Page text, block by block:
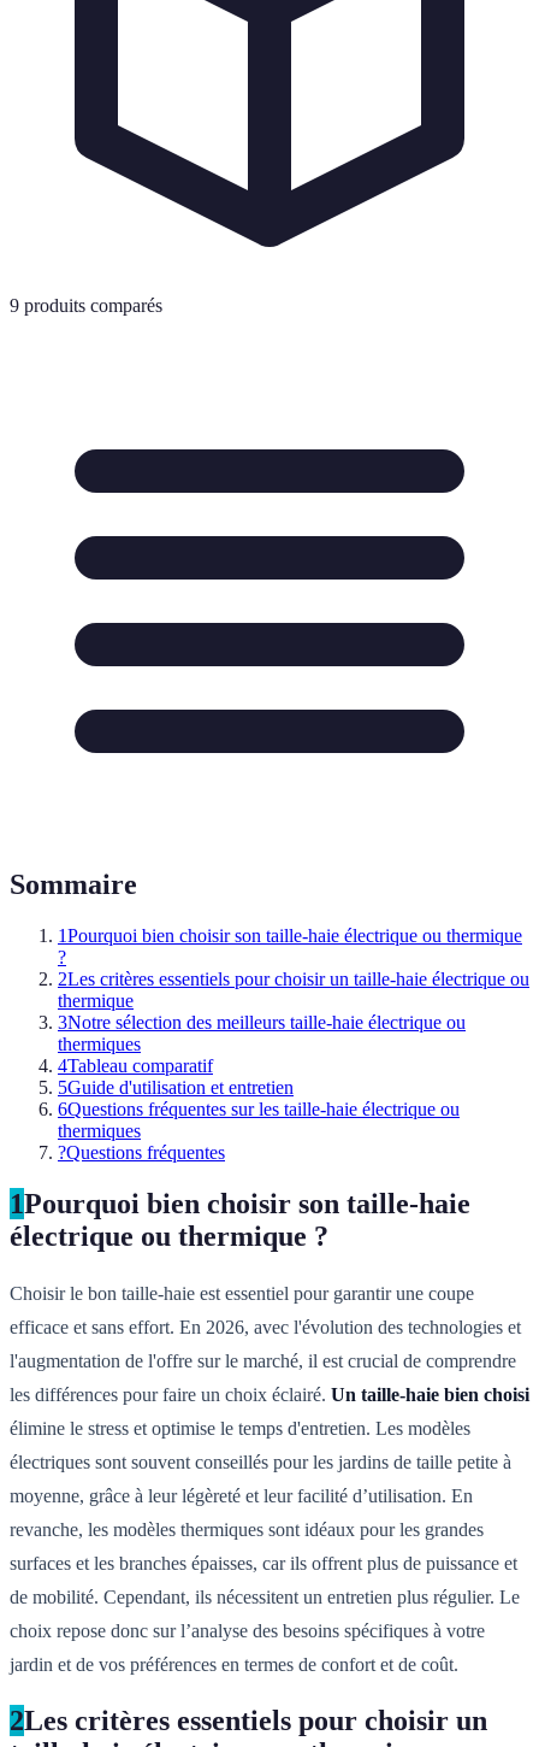
9 produits comparés
Sommaire
1Pourquoi bien choisir son taille-haie électrique ou thermique
?
2Les critères essentiels pour choisir un taille-haie électrique ou
thermique
3Notre sélection des meilleurs taille-haie électrique ou
thermiques
4Tableau comparatif
5Guide d'utilisation et entretien
6Questions fréquentes sur les taille-haie électrique ou
thermiques
?Questions fréquentes
1Pourquoi bien choisir son taille-haie
électrique ou thermique ?
Choisir le bon taille-haie est essentiel pour garantir une coupe
efficace et sans effort. En 2026, avec l'évolution des technologies et
l'augmentation de l'offre sur le marché, il est crucial de comprendre
les différences pour faire un choix éclairé. Un taille-haie bien choisi
élimine le stress et optimise le temps d'entretien. Les modèles
électriques sont souvent conseillés pour les jardins de taille petite à
moyenne, grâce à leur légèreté et leur facilité d’utilisation. En
revanche, les modèles thermiques sont idéaux pour les grandes
surfaces et les branches épaisses, car ils offrent plus de puissance et
de mobilité. Cependant, ils nécessitent un entretien plus régulier. Le
choix repose donc sur l’analyse des besoins spécifiques à votre
jardin et de vos préférences en termes de confort et de coût.
2Les critères essentiels pour choisir un